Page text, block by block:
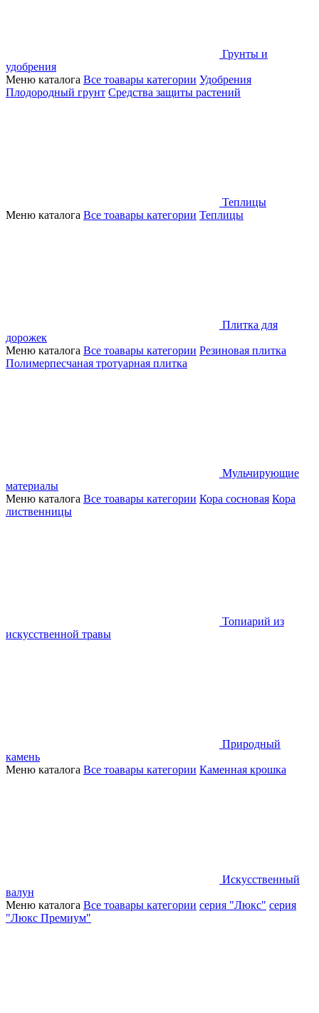
Грунты и
удобрения
Меню каталога Все тоавары категории Удобрения
Плодородный грунт Средства защиты растений
Теплицы
Меню каталога Все тоавары категории Теплицы
Плитка для
дорожек
Меню каталога Все тоавары категории Резиновая плитка
Полимерпесчаная тротуарная плитка
Мульчирующие
материалы
Меню каталога Все тоавары категории Кора сосновая Кора
лиственницы
Топиарий из
искусственной травы
Природный
камень
Меню каталога Все тоавары категории Каменная крошка
Искусственный
валун
Меню каталога Все тоавары категории серия "Люкс" серия
"Люкс Премиум"